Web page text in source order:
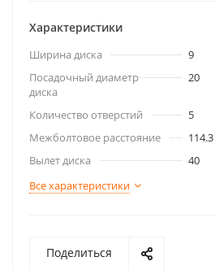
Характеристики
Ширина диска
9
Посадочный диаметр
диска
20
Количество отверстий
5
Межболтовое расстояние
114.3
Вылет диска
40
Все характеристики
Поделиться